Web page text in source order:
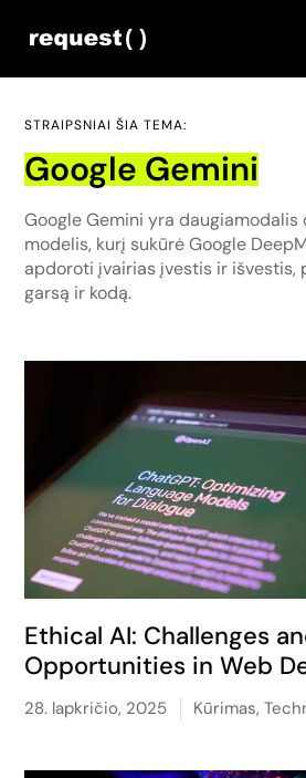
STRAIPSNIAI ŠIA TEMA:
Google Gemini
Google Gemini yra
modelis, kurį sukūrė Google
apdoroti įvairias įvestis ir išvestis,
garsą ir kodą.
Ethical AI: Challenges
Opportunities in Web
28. lapkričio, 2025 Kūrimas,